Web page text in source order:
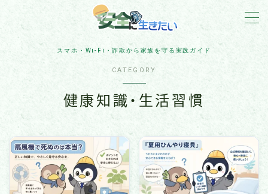
スマホ・Wi-Fi・詐欺から家族を守る実践ガイド
MENU
詐欺対策
住宅防犯
アカウント保護
スマホ・Wi-Fi・IoT
CATEGORY
健康知識・生活習慣